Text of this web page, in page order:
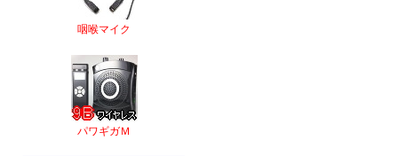
咽喉マイク
パワギガＭ